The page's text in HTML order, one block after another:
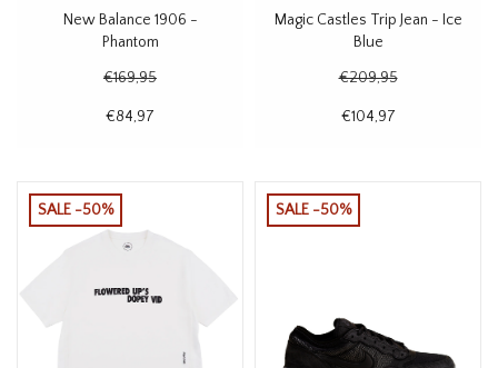
New Balance 1906 -
Phantom
€169,95
€84,97
Magic Castles Trip Jean - Ice
Blue
€209,95
€104,97
SALE -50% SALE -50%